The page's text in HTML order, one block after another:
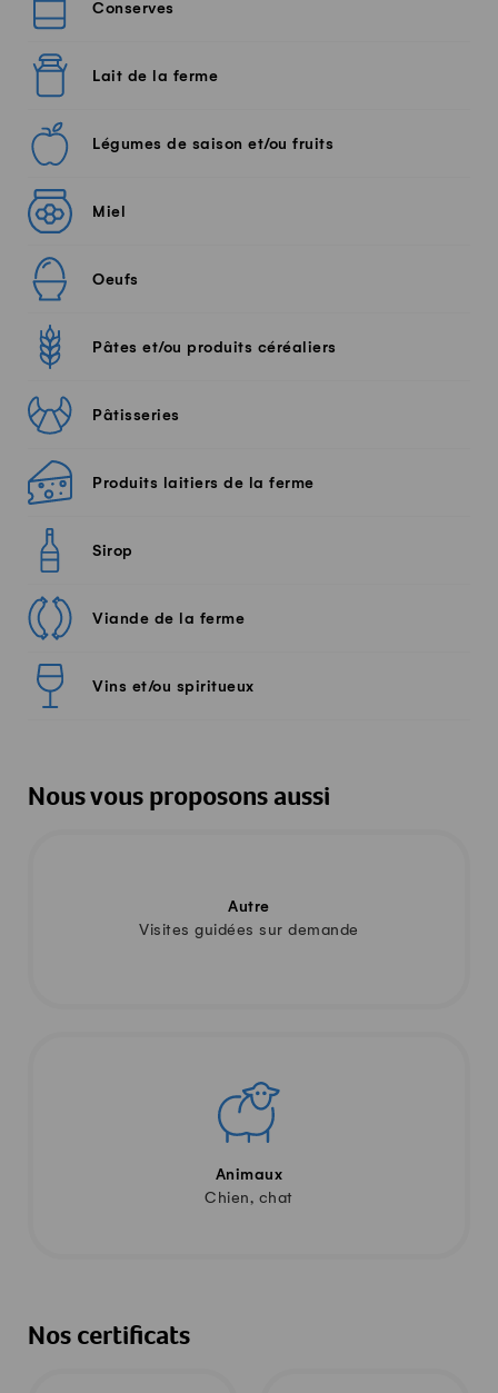
Conserves
Lait de la ferme
Légumes de saison et/ou fruits
Miel
Oeufs
Pâtes et/ou produits céréaliers
Pâtisseries
Produits laitiers de la ferme
Sirop
Viande de la ferme
Vins et/ou spiritueux
Nous vous proposons aussi
Autre
Visites guidées sur demande
Animaux
Chien, chat
Nos certificats